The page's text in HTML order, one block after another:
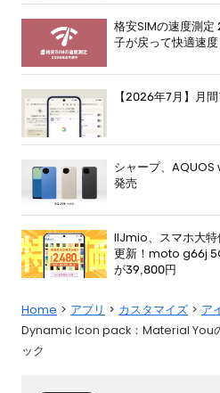
格安SIMの速度測
子が戻って快適速
【2026年7月】月
シャープ、
発売
IIJmio、スマホ大特
更新！moto g66j
が39,800円
Home アプリ カスタマイズ ア
Dynamic Icon pack：Material You
ック